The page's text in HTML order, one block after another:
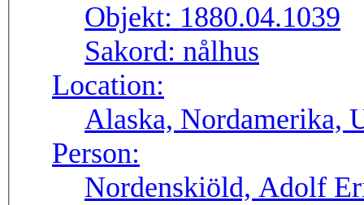
Objekt: 1880.04.1039
Sakord: nålhus
Location:
Alaska, Nordamerika,
Person:
Nordenskiöld, Adolf